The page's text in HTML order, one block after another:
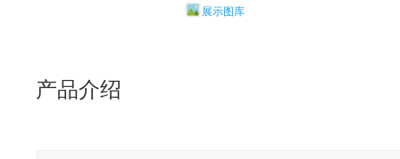
展示图库
产品介绍